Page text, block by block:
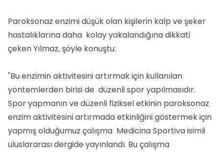
Paroksonaz enzimi düşük olan kişilerin kalp ve şeker
hastalıklarına daha kolay yakalandığına dikkati
çeken Yılmaz, şöyle konuştu:
"Bu enzimin aktivitesini artırmak için kullanılan
yöntemlerden birisi de düzenli spor yapılmasıdır.
Spor yapmanın ve düzenli fiziksel etkinin paroksonaz
enzim aktivitesini artırmada etkinliğini göstermek için
yapmış olduğumuz çalışma Medicina Sportiva isimli
uluslararası dergide yayınlandı. Bu çalışma